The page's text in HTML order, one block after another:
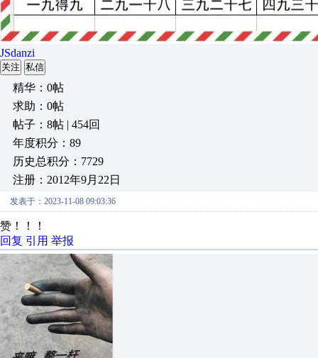
JSdanzi
关注 私信
精华：0帖
求助：0帖
帖子：8帖 | 454回
年度积分：89
历史总积分：7729
注册：2012年9月22日
发表于：2023-11-08 09:03:36
赞！！！
回复 引用 举报